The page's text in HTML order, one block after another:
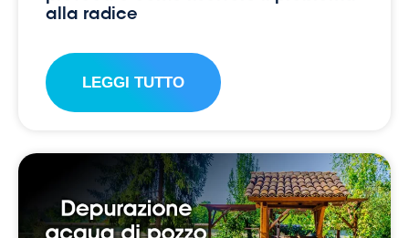
alla radice
LEGGI TUTTO